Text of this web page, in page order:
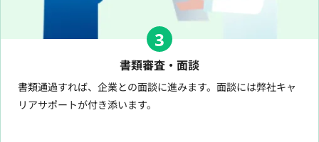
3
書類審査・面談
書類通過すれば、企業との面談に進みます。面談には弊社キャ
リアサポートが付き添います。